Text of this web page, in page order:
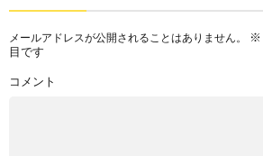
メールアドレスが公開されることはありません。 ※
目です
コメント